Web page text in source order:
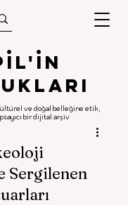
.
.
ve doğal belleğine etik,
bir dijital arşiv
Sergilenen